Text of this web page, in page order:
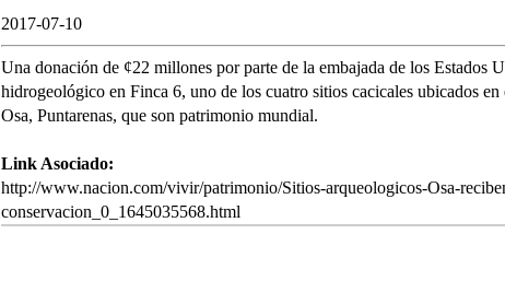
2017-07-10
Una donación de ¢22 millones por parte de la embajada de los Estados
hidrogeológico en Finca 6, uno de los cuatro sitios cacicales ubicados
Osa, Puntarenas, que son patrimonio mundial.
Link Asociado:
http://www.nacion.com/vivir/patrimonio/Sitios-arqueologicos-Osa-
conservacion_0_1645035568.html